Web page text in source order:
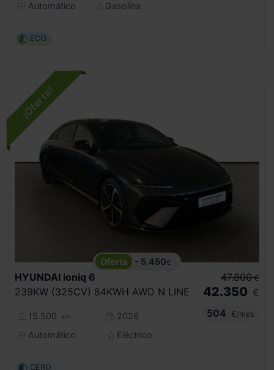
Automático Gasolina
ECO
- 5.450€
HYUNDAI ioniq 6
239KW (325CV) 84KWH AWD N LINE
15.500 km
2026
Automático
Eléctrico
47.800 €
42.350 €
504
€/mes
CERO